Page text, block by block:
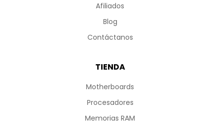
Afiliados
Blog
Contáctanos
TIENDA
Motherboards
Procesadores
Memorias RAM